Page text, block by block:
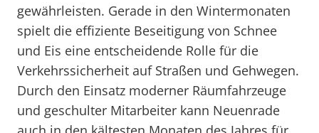
gewährleisten. Gerade in den Wintermonaten
spielt die effiziente Beseitigung von Schnee
und Eis eine entscheidende Rolle für die
Verkehrssicherheit auf Straßen und Gehwegen.
Durch den Einsatz moderner Räumfahrzeuge
und geschulter Mitarbeiter kann Neuenrade